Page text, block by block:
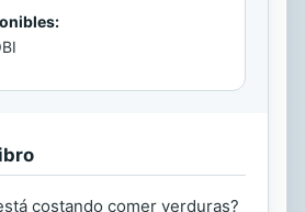
costando comer verduras?